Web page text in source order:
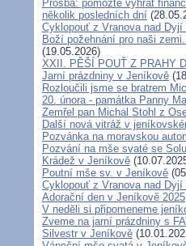
Prosba: pomozte vyhrát
několik posledních dní
Cyklopouť z Vranova nad
Boží požehnání pro naši
(19.05.2026)
XXII. PĚŠÍ POUŤ Z PRAHY
Jarní prázdniny v Jeníkově
Rozloučili jsme se bratrem
20. února - památka Panny
Zemřel pan Michal Stohl z
Další nová vitráž v
Pozvánka na moravskou
Pozvání na mše svaté se
Krádež v Jeníkově
Poutní mše sv. v Jeníkově
Cyklopouť z Vranova nad
Adorační den v Jeníkově 2025
V neděli si připomeneme
Zveme na jarní prázdniny s
Silvestr v Jeníkově